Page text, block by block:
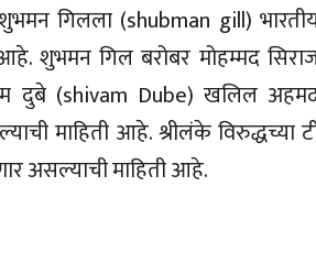
गिलला (shubman gill)
शुभमन गिल बरोबर मोहम्मद
दुबे (shivam Dube) खलिल
माहिती आहे. श्रीलंके विरुद्धच्या
असल्याची माहिती आहे.